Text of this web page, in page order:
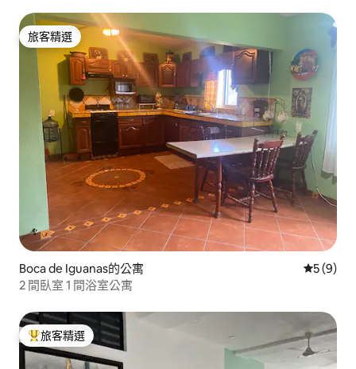
旅客精選
旅客精選
Boca de Iguanas的公寓 從 9 則評
5 (9)
2 間臥室 1 間浴室公寓
旅客精選榜首
旅客精選